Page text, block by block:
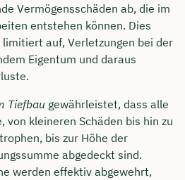
Vermögensschäden ab, die im
entstehen können. Dies
auf, Verletzungen bei der
Eigentum und daraus
Tiefbau gewährleistet, dass alle
von kleineren Schäden bis hin zu
bis zur Höhe der
abgedeckt sind.
werden effektiv abgewehrt,